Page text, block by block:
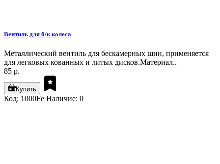
Вентиль для б/к колеса
Металлический вентиль для бескамерных шин, применяется
для легковых кованных и литых дисков.Материал..
85 р.
Купить
Код: 1000Fe Наличие: 0